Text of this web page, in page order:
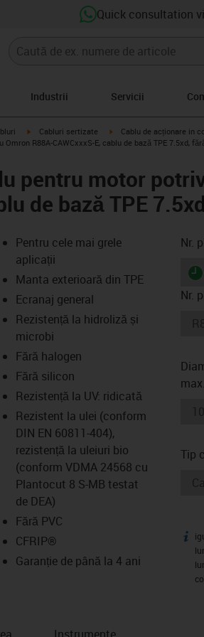
Quick consultation
Industrii Servicii
igus-icon-arrow-right
Cabluri sertizate igus-icon-arrow-right
Cablu de acționare in
R88A-CAWCxxxS-E, cablu de bază TPE 7.5xd,
pentru motor
de bază TPE
icon-lupe
icon-lupe
Pentru cele mai grele
aplicații
Manta exterioară din TPE
Ecranaj general
Rezistență la hidroliză și
microbi
Fără halogen
Fără silicon
Rezistență la UV: ridicată
Rezistent la ulei (conform
DIN EN 60811-404),
rezistență la uleiuri bio
(conform VDMA 24568 cu
Plantocut 8 S-MB testat
de DEA)
Fără PVC
CFRIP®
Garanție de până la 4 ani
Nr.
Nr.
Tip
Instrumente